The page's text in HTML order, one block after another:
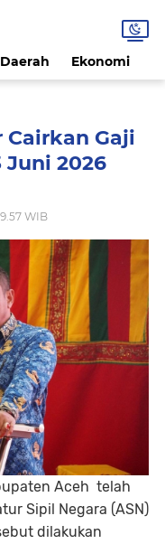
Daerah Ekonomi
Cairkan Gaji
Juni 2026
WIB
Aceh telah
Sipil Negara (ASN)
dilakukan